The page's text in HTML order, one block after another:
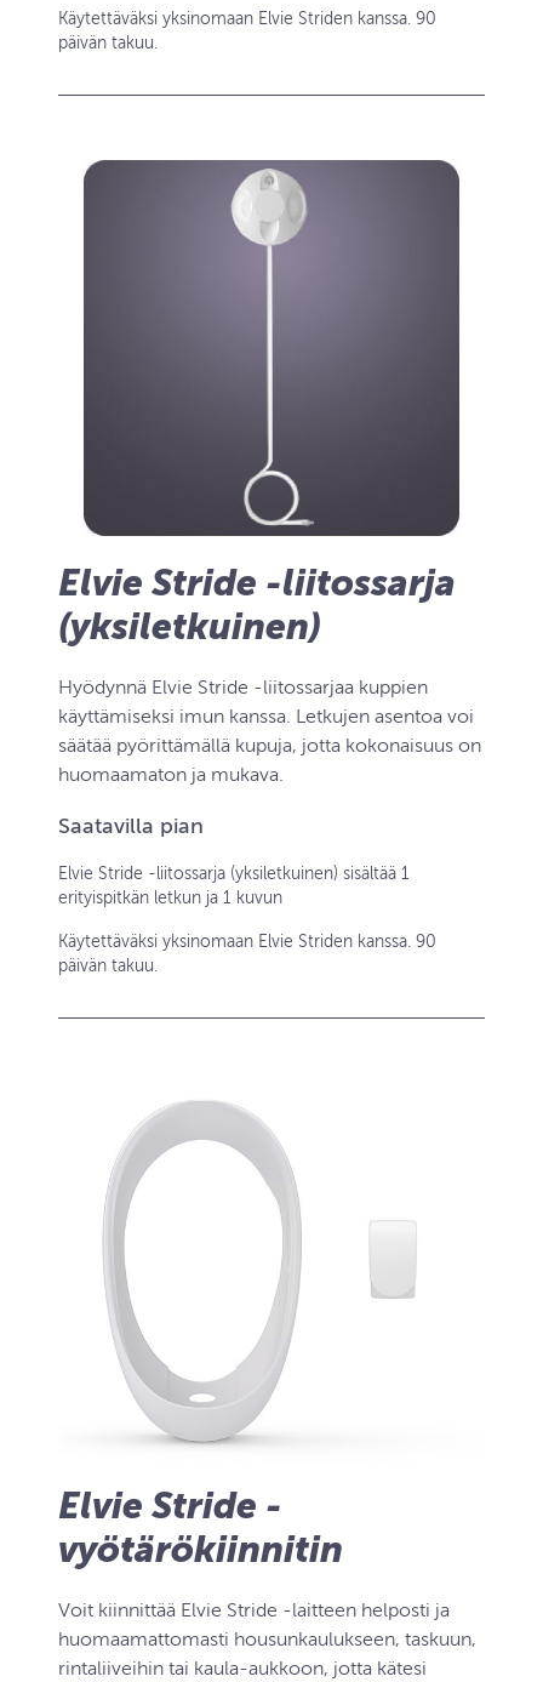
Käytettäväksi yksinomaan Elvie Striden kanssa. 90
päivän takuu.
Elvie Stride -liitossarja
(yksiletkuinen)
Hyödynnä Elvie Stride -liitossarjaa kuppien
käyttämiseksi imun kanssa. Letkujen asentoa voi
säätää pyörittämällä kupuja, jotta kokonaisuus on
huomaamaton ja mukava.
Saatavilla pian
Elvie Stride -liitossarja (yksiletkuinen) sisältää 1
erityispitkän letkun ja 1 kuvun
Käytettäväksi yksinomaan Elvie Striden kanssa. 90
päivän takuu.
Elvie Stride -
vyötärökiinnitin
Voit kiinnittää Elvie Stride -laitteen helposti ja
huomaamattomasti housunkaulukseen, taskuun,
rintaliiveihin tai kaula-aukkoon, jotta kätesi